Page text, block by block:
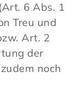
6 Abs. 1
Treu und
Art. 2
der
noch